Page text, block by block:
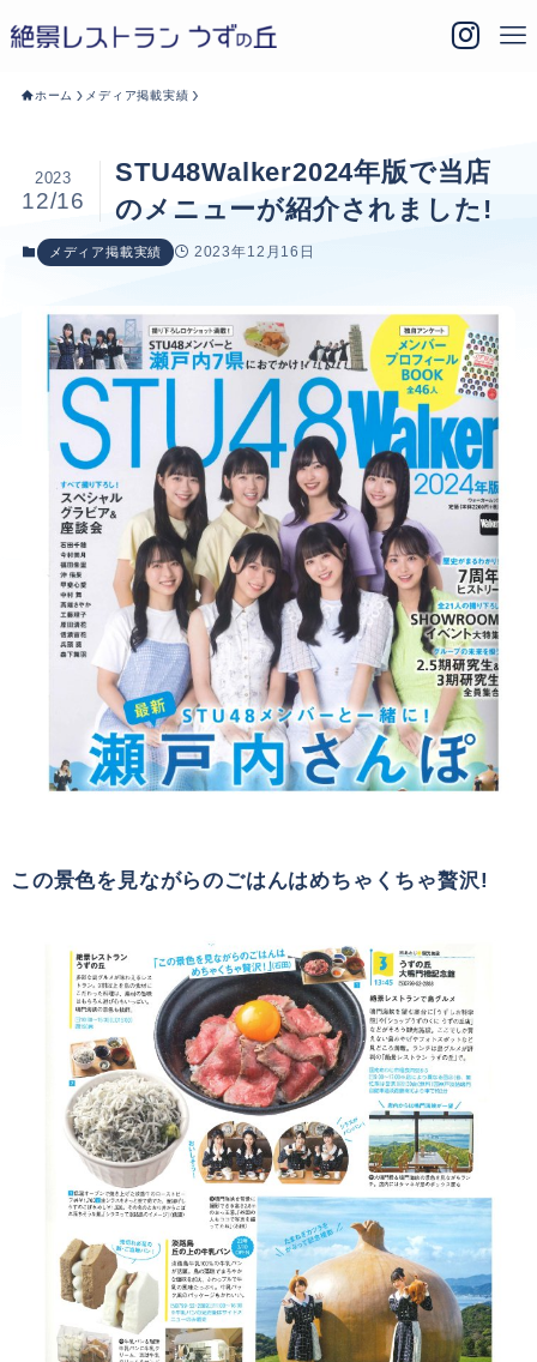
ホーム メディア掲載実績
STU48Walker2024年版で当店
のメニューが紹介されました!
2023
12/16
メディア掲載実績 2023年12月16日
この景色を見ながらのごはんはめちゃくちゃ贅沢!